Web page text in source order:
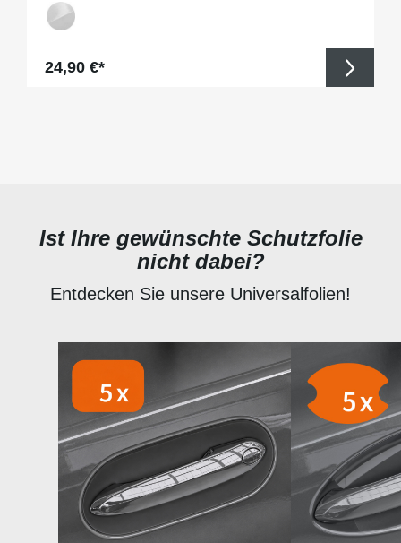
Regulärer Preis:
24,90 €*
Ist Ihre gewünschte Schutzfolie
nicht dabei?
Entdecken Sie unsere Universalfolien!